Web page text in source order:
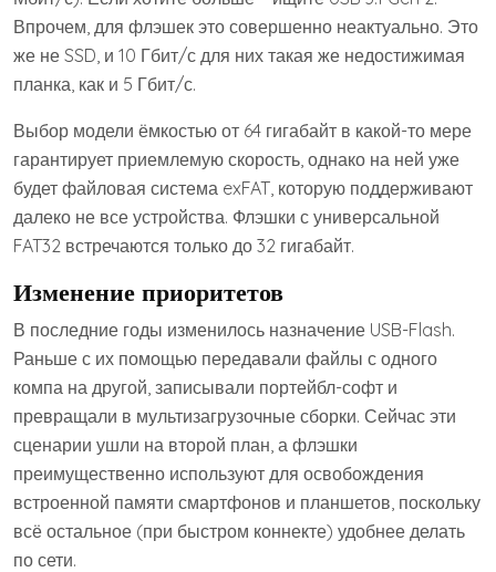
Впрочем, для флэшек это совершенно неактуально. Это
же не SSD, и 10 Гбит/с для них такая же недостижимая
планка, как и 5 Гбит/с.
Выбор модели ёмкостью от 64 гигабайт в какой-то мере
гарантирует приемлемую скорость, однако на ней уже
будет файловая система exFAT, которую поддерживают
далеко не все устройства. Флэшки с универсальной
FAT32 встречаются только до 32 гигабайт.
Изменение приоритетов
В последние годы изменилось назначение USB-Flash.
Раньше с их помощью передавали файлы с одного
компа на другой, записывали портейбл-софт и
превращали в мультизагрузочные сборки. Сейчас эти
сценарии ушли на второй план, а флэшки
преимущественно используют для освобождения
встроенной памяти смартфонов и планшетов, поскольку
всё остальное (при быстром коннекте) удобнее делать
по сети.